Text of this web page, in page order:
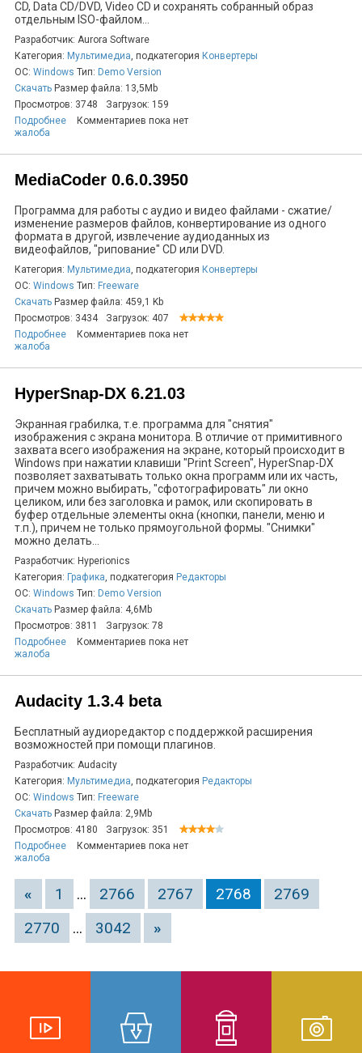
CD, Data CD/DVD, Video CD и сохранять собранный образ
отдельным ISO-файлом...
Разработчик: Aurora Software
Категория: Мультимедиа, подкатегория Конвертеры
ОС: Windows Тип: Demo Version
Скачать Размер файла: 13,5Mb
Просмотров: 3748
Загрузок: 159
Подробнее
Комментариев пока нет
жалоба
MediaCoder 0.6.0.3950
Программа для работы с аудио и видео файлами - сжатие/
изменение размеров файлов, конвертирование из одного
формата в другой, извлечение аудиоданных из
видеофайлов, "рипование" CD или DVD.
Категория: Мультимедиа, подкатегория Конвертеры
ОС: Windows Тип: Freeware
Скачать Размер файла: 459,1 Kb
Просмотров: 3434
Загрузок: 407
Подробнее
Комментариев пока нет
жалоба
HyperSnap-DX 6.21.03
Экранная грабилка, т.е. программа для "снятия"
изображения с экрана монитора. В отличие от примитивного
захвата всего изображения на экране, который происходит в
Windows при нажатии клавиши "Print Screen", HyperSnap-DX
позволяет захватывать только окна программ или их часть,
причем можно выбирать, "сфотографировать" ли окно
целиком, или без заголовка и рамок, или скопировать в
буфер отдельные элементы окна (кнопки, панели, меню и
т.п.), причем не только прямоугольной формы. "Снимки"
можно делать...
Разработчик: Hyperionics
Категория: Графика, подкатегория Редакторы
ОС: Windows Тип: Demo Version
Скачать Размер файла: 4,6Mb
Просмотров: 3811
Загрузок: 78
Подробнее
Комментариев пока нет
жалоба
Audacity 1.3.4 beta
Бесплатный аудиоредактор с поддержкой расширения
возможностей при помощи плагинов.
Разработчик: Audacity
Категория: Мультимедиа, подкатегория Редакторы
ОС: Windows Тип: Freeware
Скачать Размер файла: 2,9Mb
Просмотров: 4180
Загрузок: 351
Подробнее
Комментариев пока нет
жалоба
« 1 ... 2766 2767 2768
2769
2770
... 3042 »